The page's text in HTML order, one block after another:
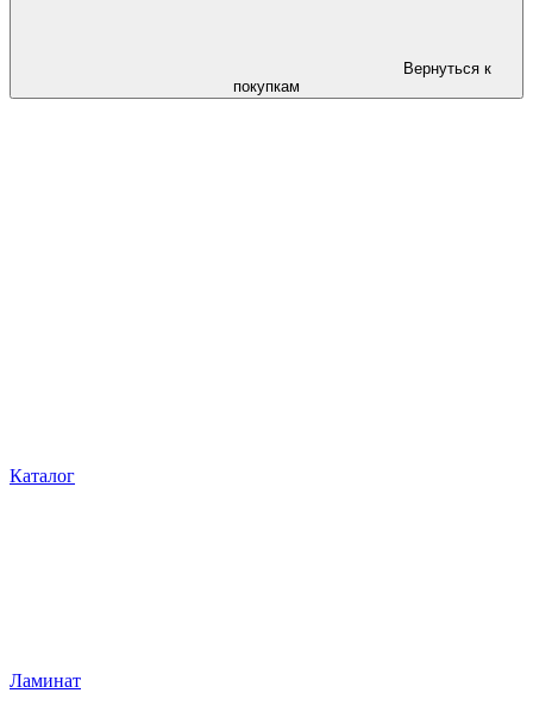
Вернуться к
покупкам
Каталог
Ламинат